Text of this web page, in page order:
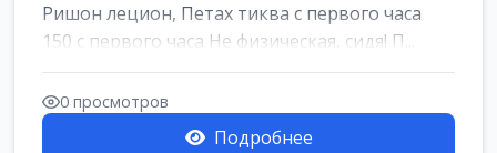
Ришон лецион, Петах тиква с первого часа
150 с первого часа Не физическая, сидя! П...
0 просмотров
Подробнее